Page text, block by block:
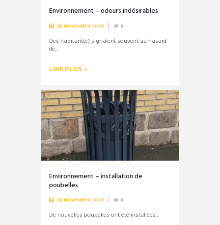
Environnement – odeurs indésirables
26 NOVEMBER 2020 0
Des habitant(e) signalent souvent au hasard
de...
LIRE PLUS
Environnement – installation de
poubelles
26 NOVEMBER 2020 0
De nouvelles poubelles ont été installées...